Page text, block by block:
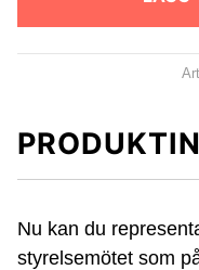
Nu kan du
styrelsemötet som